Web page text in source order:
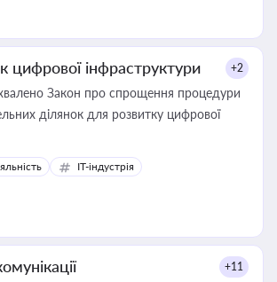
цифрової інфраструктури +2
Закон про спрощення процедури
ділянок для розвитку цифрової
IT-індустрія
+11